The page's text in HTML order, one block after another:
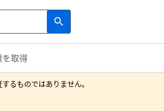
search
Search
取得
るものではありません。